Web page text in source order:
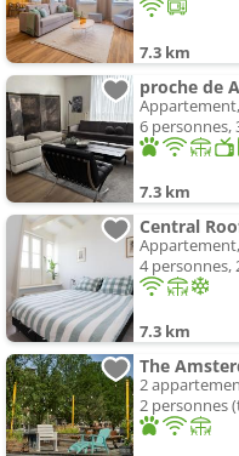
7.3 km
6 personnes,
7.3 km
Central
4 personnes,
7.3 km
The
2
2 personnes